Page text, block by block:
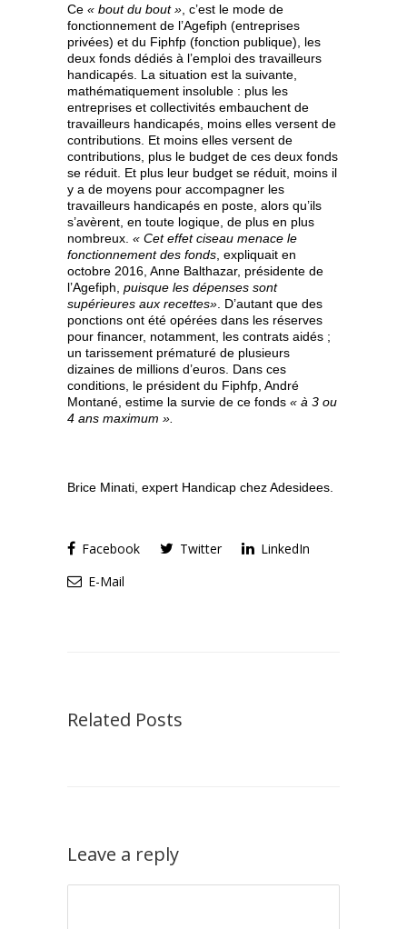
Ce « bout du bout » , c’est le mode de
fonctionnement de l’Agefiph (entreprises
privées) et du Fiphfp (fonction publique), les
deux fonds dédiés à l’emploi des travailleurs
handicapés. La situation est la suivante,
mathématiquement insoluble : plus les
entreprises et collectivités embauchent de
travailleurs handicapés, moins elles versent de
contributions. Et moins elles versent de
contributions, plus le budget de ces deux fonds
se réduit. Et plus leur budget se réduit, moins il
y a de moyens pour accompagner les
travailleurs handicapés en poste, alors qu’ils
s’avèrent, en toute logique, de plus en plus
nombreux. « Cet effet ciseau menace le
fonctionnement des fonds , expliquait en
octobre 2016, Anne Balthazar, présidente de
l’Agefiph, puisque les dépenses sont
supérieures aux recettes» . D’autant que des
ponctions ont été opérées dans les réserves
pour financer, notamment, les contrats aidés ;
un tarissement prématuré de plusieurs
dizaines de millions d’euros. Dans ces
conditions, le président du Fiphfp, André
Montané, estime la survie de ce fonds « à 3 ou
4 ans maximum ».
Brice Minati, expert Handicap chez Adesidees.
Facebook Twitter
LinkedIn
E-Mail
Related Posts
Leave a reply